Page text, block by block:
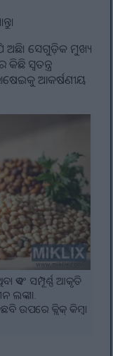
ଅଛି। ସେଗୁଡ଼ିକ ମୁଖ୍ୟ
ସ୍ୱତନ୍ତ୍ର
ଆକର୍ଷଣୀୟ
ଏବଂ ସମ୍ପୂର୍ଣ୍ଣ ଆକୃତି
ଲଙ୍କା।.
ଉପରେ କ୍ଲିକ୍ କିମ୍ବା